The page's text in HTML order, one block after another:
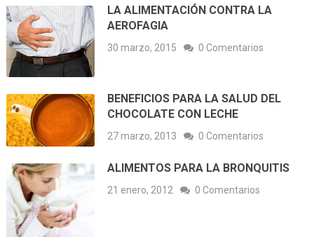
LA ALIMENTACIÓN CONTRA LA
AEROFAGIA
30 marzo, 2015 0 Comentarios
BENEFICIOS PARA LA SALUD DEL
CHOCOLATE CON LECHE
27 marzo, 2013 0 Comentarios
ALIMENTOS PARA LA BRONQUITIS
21 enero, 2012 0 Comentarios